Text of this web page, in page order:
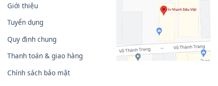
Giới thiệu
Tuyển dụng
Quy định chung
Thanh toán & giao hàng
Chính sách bảo mật